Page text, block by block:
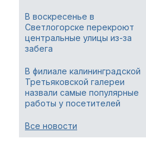
В воскресенье в
Светлогорске перекроют
центральные улицы из-за
забега
В филиале калининградской
Третьяковской галереи
назвали самые популярные
работы у посетителей
Все новости